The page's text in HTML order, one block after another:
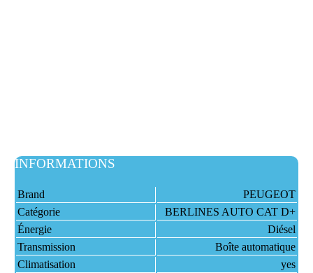
INFORMATIONS
Brand
PEUGEOT
Catégorie
BERLINES AUTO CAT D+
Énergie
Diésel
Transmission
Boîte automatique
Climatisation
yes